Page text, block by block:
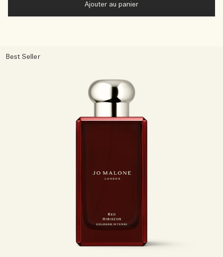
Ajouter au panier
Best Seller